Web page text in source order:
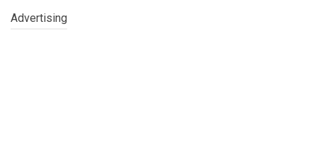
Advertising